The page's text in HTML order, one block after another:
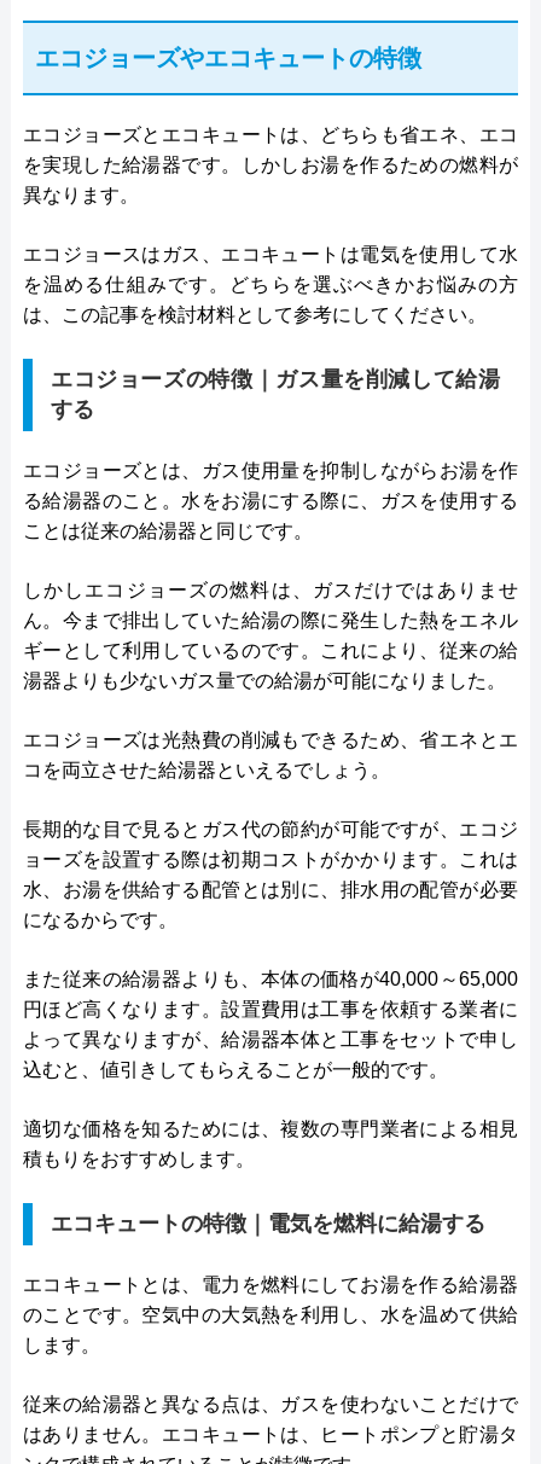
エコジョーズやエコキュートの特徴
エコジョーズとエコキュートは、どちらも省エネ、エコ
を実現した給湯器です。しかしお湯を作るための燃料が
異なります。
エコジョースはガス、エコキュートは電気を使用して水
を温める仕組みです。どちらを選ぶべきかお悩みの方
は、この記事を検討材料として参考にしてください。
エコジョーズの特徴｜ガス量を削減して給湯
する
エコジョーズとは、ガス使用量を抑制しながらお湯を作
る給湯器のこと。水をお湯にする際に、ガスを使用する
ことは従来の給湯器と同じです。
しかしエコジョーズの燃料は、ガスだけではありませ
ん。今まで排出していた給湯の際に発生した熱をエネル
ギーとして利用しているのです。これにより、従来の給
湯器よりも少ないガス量での給湯が可能になりました。
エコジョーズは光熱費の削減もできるため、省エネとエ
コを両立させた給湯器といえるでしょう。
長期的な目で見るとガス代の節約が可能ですが、エコジ
ョーズを設置する際は初期コストがかかります。これは
水、お湯を供給する配管とは別に、排水用の配管が必要
になるからです。
また従来の給湯器よりも、本体の価格が40,000～65,000
円ほど高くなります。設置費用は工事を依頼する業者に
よって異なりますが、給湯器本体と工事をセットで申し
込むと、値引きしてもらえることが一般的です。
適切な価格を知るためには、複数の専門業者による相見
積もりをおすすめします。
エコキュートの特徴｜電気を燃料に給湯する
エコキュートとは、電力を燃料にしてお湯を作る給湯器
のことです。空気中の大気熱を利用し、水を温めて供給
します。
従来の給湯器と異なる点は、ガスを使わないことだけで
はありません。エコキュートは、ヒートポンプと貯湯タ